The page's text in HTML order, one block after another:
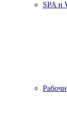
SPA и